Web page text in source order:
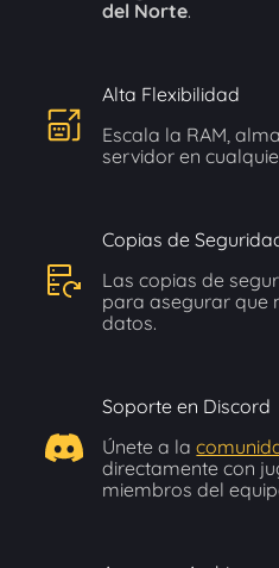
del Norte.
Alta Flexibilidad
Escala la RAM,
servidor en
Copias de
Las copias de
para asegurar que
datos.
Soporte en Discord
Únete a la
directamente con
miembros del